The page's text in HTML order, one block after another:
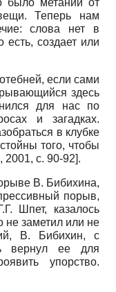
Теперь нам
слова нет в
создает или
если сами
здесь
для нас по
и загадках.
в клубке
того, чтобы
2001, с. 90-92].
В. Бибихина,
порыв,
Шпет, казалось
не заметил или не
В. Бибихин, с
вернул ее для
упорство.